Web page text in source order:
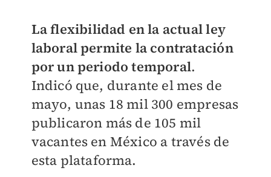
La flexibilidad en la actual ley
laboral permite la contratación
por un periodo temporal.
Indicó que, durante el mes de
mayo, unas 18 mil 300 empresas
publicaron más de 105 mil
vacantes en México a través de
esta plataforma.